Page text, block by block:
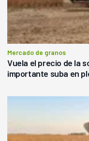
Mercado de granos
Vuela el precio de la
importante suba en